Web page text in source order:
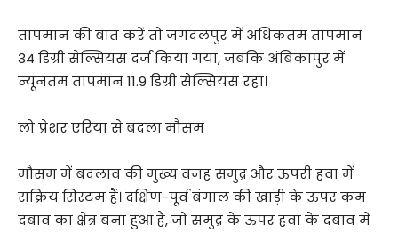
तापमान की बात करें तो जगदलपुर में अधिकतम तापमान
34 डिग्री सेल्सियस दर्ज किया गया, जबकि अंबिकापुर में
न्यूनतम तापमान 11.9 डिग्री सेल्सियस रहा।
लो प्रेशर एरिया से बदला मौसम
मौसम में बदलाव की मुख्य वजह समुद्र और ऊपरी हवा में
सक्रिय सिस्टम हैं। दक्षिण-पूर्व बंगाल की खाड़ी के ऊपर कम
दबाव का क्षेत्र बना हुआ है, जो समुद्र के ऊपर हवा के दबाव में